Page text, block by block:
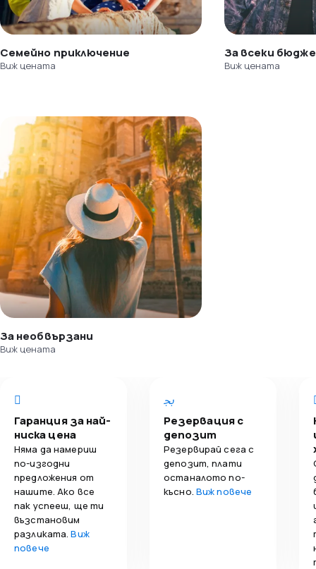
Семейно приключение
Виж цената
За всеки
Виж цената
За необвързани
Виж цената
Гаранция за най-
ниска цена
Няма да намериш
по-изгодни
предложения от
нашите. Ако все
пак успееш, ще ти
възстановим
разликата.Виж
повече
Резервация с
депозит
Резервирай сега с
депозит, плати
останалото по-
късно. Виж повече